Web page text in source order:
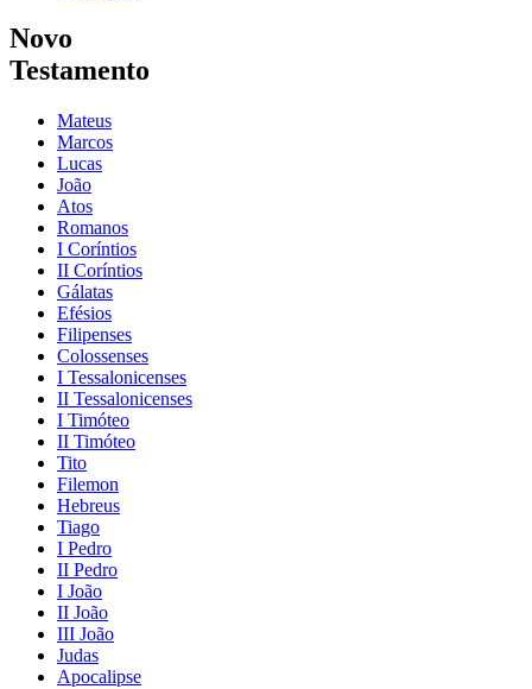
Novo
Testamento
Mateus
Marcos
Lucas
João
Atos
Romanos
I Coríntios
II Coríntios
Gálatas
Efésios
Filipenses
Colossenses
I Tessalonicenses
II Tessalonicenses
I Timóteo
II Timóteo
Tito
Filemon
Hebreus
Tiago
I Pedro
II Pedro
I João
II João
III João
Judas
Apocalipse